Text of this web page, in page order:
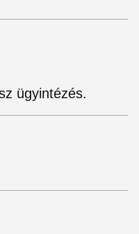
ügyintézés.